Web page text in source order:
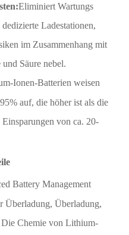
Eliminiert Wartungs
Ladestationen,
im Zusammenhang mit
Säure nebel.
Ionen-Batterien weisen
auf, die höher ist als die
von ca. 20-
Battery Management
Überladung, Überladung,
Chemie von Lithium-